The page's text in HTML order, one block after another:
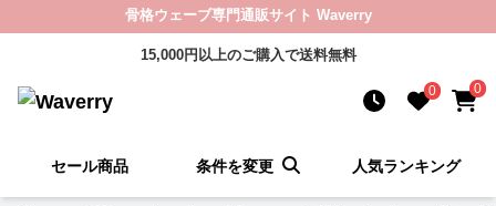
骨格ウェーブ専門通販サイト Waverry
15,000円以上のご購入で送料無料
0 0
セール商品 条件を変更 人気ランキング